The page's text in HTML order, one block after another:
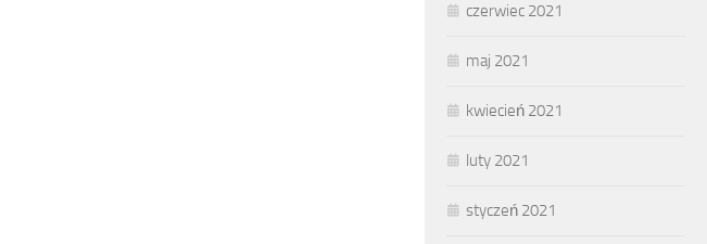
czerwiec 2021
maj 2021
kwiecień 2021
luty 2021
styczeń 2021